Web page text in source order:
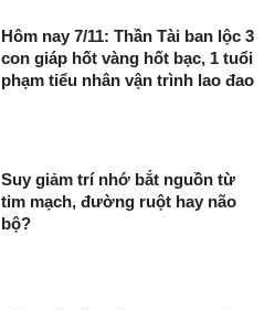
Hôm nay 7/11: Thần Tài ban lộc 3
con giáp hốt vàng hốt bạc, 1 tuổi
phạm tiểu nhân vận trình lao đao
Suy giảm trí nhớ bắt nguồn từ
tim mạch, đường ruột hay não
bộ?